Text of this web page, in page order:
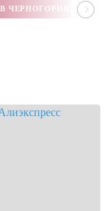
КОГДА МОЖНО ЛЕТЕТЬ В ЧЕРНОГОРИЮ В 2020